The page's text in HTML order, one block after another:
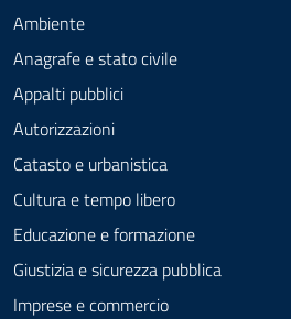
Ambiente
Anagrafe e stato civile
Appalti pubblici
Autorizzazioni
Catasto e urbanistica
Cultura e tempo libero
Educazione e formazione
Giustizia e sicurezza pubblica
Imprese e commercio